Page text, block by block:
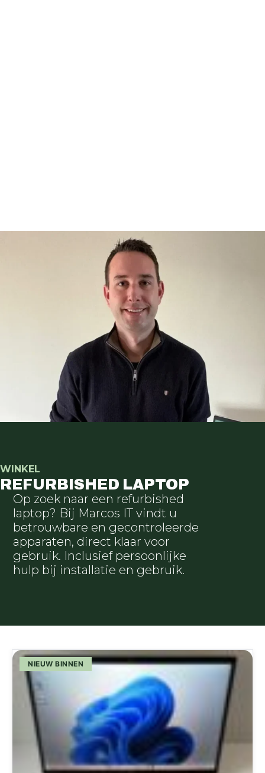
WINKEL
REFURBISHED LAPTOP
Op zoek naar een refurbished
laptop? Bij Marcos IT vindt u
betrouwbare en gecontroleerde
apparaten, direct klaar voor
gebruik. Inclusief persoonlijke
hulp bij installatie en gebruik.
NIEUW BINNEN